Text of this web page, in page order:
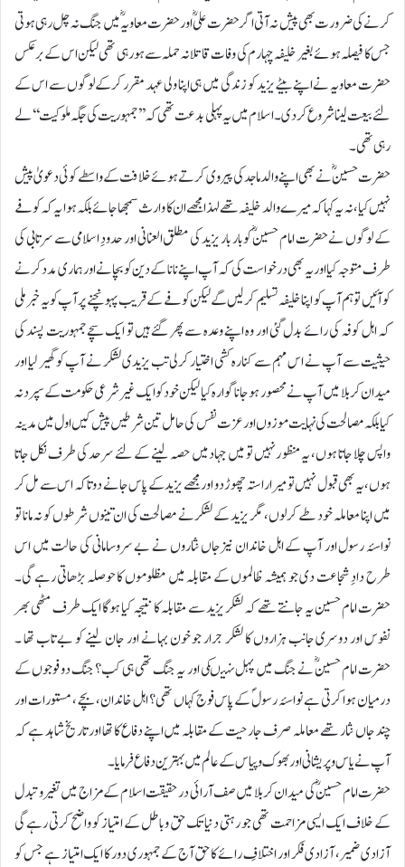
کرنے کی ضرورت بھی پیش نہ آتی اگر حضرت علیؓ اور حضرت معاویہؓ میں جنگ نہ چل رہی ہوتی
جس کا فیصلہ ہوئے بغیر خلیفہ چہارم کی وفات قاتلانہ حملہ سے ہورہی تھی لیکن اس کے برعکس
حضرت معاویہ نے اپنے بیٹے یزید کو زندگی میں ہی اپنا ولی عہد مقرر کرکے لوگوں سے اس کے
لئے بیعت لینا شروع کردی۔ اسلام میں یہ پہلی بدعت تھی کہ ’’جمہوریت کی جگہ ملوکیت‘‘ لے
رہی تھی۔
حضرت حسینؓ نے بھی اپنے والد ماجد کی پیروی کرتے ہوئے خلافت کے واسطے کوئی دعویٰ پیش
نہیں کیا ،نہ یہ کہا کہ میرے والد خلیفہ تھے لہذا مجھے ان کا وارث سمجھا جائے بلکہ ہوا یہ کہ کوفے
کے لوگوں نے حضرت امام حسینؓ کو بار بار یزید کی مطلق العنانی اور حدودِ اسلامی سے سرتابی کی
طرف متوجہ کیا اور یہ بھی درخواست کی کہ آپ اپنے نانا کے دین کو بچانے اور ہماری مدد کرنے
کو آئیں تو ہم آپ کو اپنا خلیفہ تسلیم کرلیں گے لیکن کوفے کے قریب پہونچنے پر آپ کو یہ خبر ملی
کہ اہل کوفہ کی رائے بدل گئی اور وہ اپنے وعدہ سے پھر گئے ہیں تو ایک سچے جمہوریت پسند کی
حیثیت سے آپ نے اس مہم سے کنارہ کشی اختیار کرلی تب یزیدی لشکر نے آپ کو گھیر لیا اور
میدان کربلا میں آپ نے محصور ہوجانا گوارہ کیا لیکن خود کو ایک غیر شرعی حکومت کے سپرد نہ
کیا بلکہ مصالحت کی نہایت موزوں اور عزت نفس کی حامل تین شرطیں پیش کیں اول میں مدینہ
واپس چلا جاتا ہوں، یہ منظو رنہیں تو میں جہاد میں حصہ لینے کے لئے سرحد کی طرف نکل جاتا
ہوں، یہ بھی قبول نہیں تو میرا راستہ چھوڑ دو اور مجھے یزید کے پاس جانے دو تاکہ اس سے مل کر
میں اپنا معاملہ خود طے کرلوں، مگر یزید کے لشکر نے مصالحت کی ان تینوں شرطوں کو نہ مانا تو
نواسۂ رسول اور آپ کے اہل خاندان نیزجاں نثاروں نے بے سروسامانی کی حالت میں اس
طرح دادِ شجاعت دی جو ہمیشہ ظالموں کے مقابلہ میں مظلوموں کا حوصلہ بڑھاتی رہے گی۔
حضرت امام حسین یہ جانتے تھے کہ لشکر یزید سے مقابلہ کا نتیجہ کیا ہوگا ایک طرف مٹھی بھر
نفوس اور دوسری جانب ہزاروں کا لشکر جرار جو خون بہانے اور جان لینے کو بے تاب تھا ۔
حضرت امام حسینؓ نے جنگ میں پہل نہیںکی اور یہ جنگ تھی ہی کب؟ جنگ دو فوجوں کے
درمیان ہوا کرتی ہے نواسۂ رسولؐ کے پاس فوج کہاں تھی؟ اہل خاندان، بچے ، مستورات اور
چند جاں نثار تھے معاملہ صرف جارحیت کے مقابلہ میں اپنے دفاع کا تھا اور تاریخ شاہد ہے کہ
آپ نے یاس وپریشانی اور بھوک وپیاس کے عالم میں بہترین دفاع فرمایا۔
حضرت امام حسینؓ کی میدان کربلا میں صف آرائی درحقیقت اسلام کے مزاج میں تغیروتبدل
کے خلاف ایک ایسی مزاحمت تھی جو رہتی دنیا تک حق وباطل کے امتیاز کو واضح کرتی رہے گی
آزادی ضمیر، آزادی فکر اور اختلافِ رائے کا حق آج کے جمہوری دور کا ایک امتیاز ہے جس کو